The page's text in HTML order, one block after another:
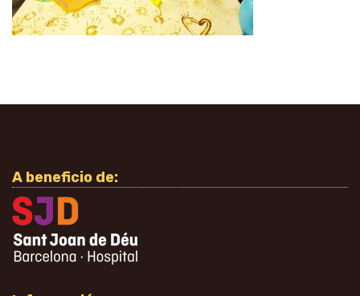
A beneficio de: